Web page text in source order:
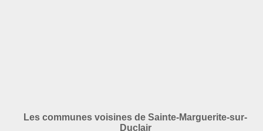
Les communes voisines de Sainte-Marguerite-sur-
Duclair